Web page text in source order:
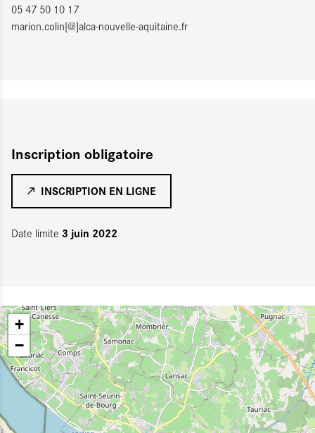
05 47 50 10 17
marion.colin[@]alca-nouvelle-aquitaine.fr
Inscription obligatoire
INSCRIPTION EN LIGNE
Date limite 3 juin 2022
+
−